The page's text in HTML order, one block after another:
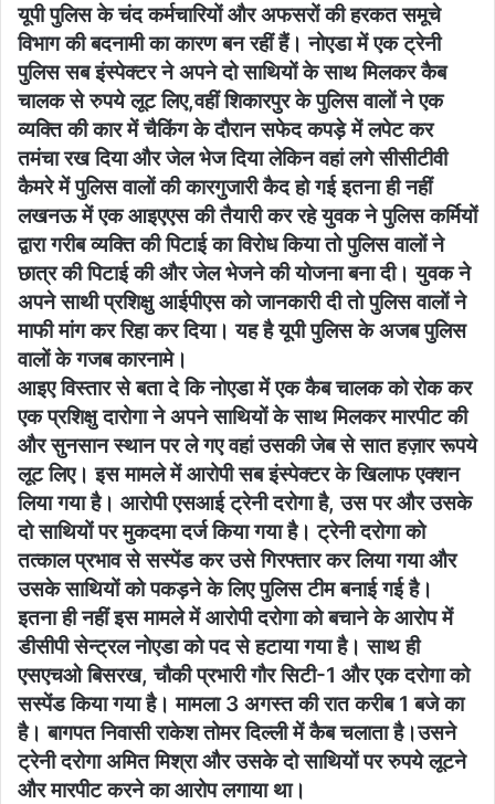
यूपी पुलिस के चंद कर्मचारियों और अफसरों की हरकत समूचे
विभाग की बदनामी का कारण बन रहीं हैं। नोएडा में एक ट्रेनी
पुलिस सब इंस्पेक्टर ने अपने दो साथियों के साथ मिलकर कैब
चालक से रुपये लूट लिए,वहीं शिकारपुर के पुलिस वालों ने एक
व्यक्ति की कार में चैकिंग के दौरान सफेद कपड़े में लपेट कर
तमंचा रख दिया और जेल भेज दिया लेकिन वहां लगे सीसीटीवी
कैमरे में पुलिस वालों की कारगुजारी कैद हो गई इतना ही नहीं
लखनऊ में एक आइएएस की तैयारी कर रहे युवक ने पुलिस कर्मियों
द्वारा गरीब व्यक्ति की पिटाई का विरोध किया तो पुलिस वालों ने
छात्र की पिटाई की और जेल भेजने की योजना बना दी। युवक ने
अपने साथी प्रशिक्षु आईपीएस को जानकारी दी तो पुलिस वालों ने
माफी मांग कर रिहा कर दिया। यह है यूपी पुलिस के अजब पुलिस
वालों के गजब कारनामे।
आइए विस्तार से बता दे कि नोएडा में एक कैब चालक को रोक कर
एक प्रशिक्षु दारोगा ने अपने साथियों के साथ मिलकर मारपीट की
और सुनसान स्थान पर ले गए वहां उसकी जेब से सात हज़ार रूपये
लूट लिए। इस मामले में आरोपी सब इंस्पेक्टर के खिलाफ एक्शन
लिया गया है। आरोपी एसआई ट्रेनी दरोगा है, उस पर और उसके
दो साथियों पर मुकदमा दर्ज किया गया है। ट्रेनी दरोगा को
तत्काल प्रभाव से सस्पेंड कर उसे गिरफ्तार कर लिया गया और
उसके साथियों को पकड़ने के लिए पुलिस टीम बनाई गई है।
इतना ही नहीं इस मामले में आरोपी दरोगा को बचाने के आरोप में
डीसीपी सेन्ट्रल नोएडा को पद से हटाया गया है। साथ ही
एसएचओ बिसरख, चौकी प्रभारी गौर सिटी-1 और एक दरोगा को
सस्पेंड किया गया है। मामला 3 अगस्त की रात करीब 1 बजे का
है। बागपत निवासी राकेश तोमर दिल्ली में कैब चलाता है।उसने
ट्रेनी दरोगा अमित मिश्रा और उसके दो साथियों पर रुपये लूटने
और मारपीट करने का आरोप लगाया था।